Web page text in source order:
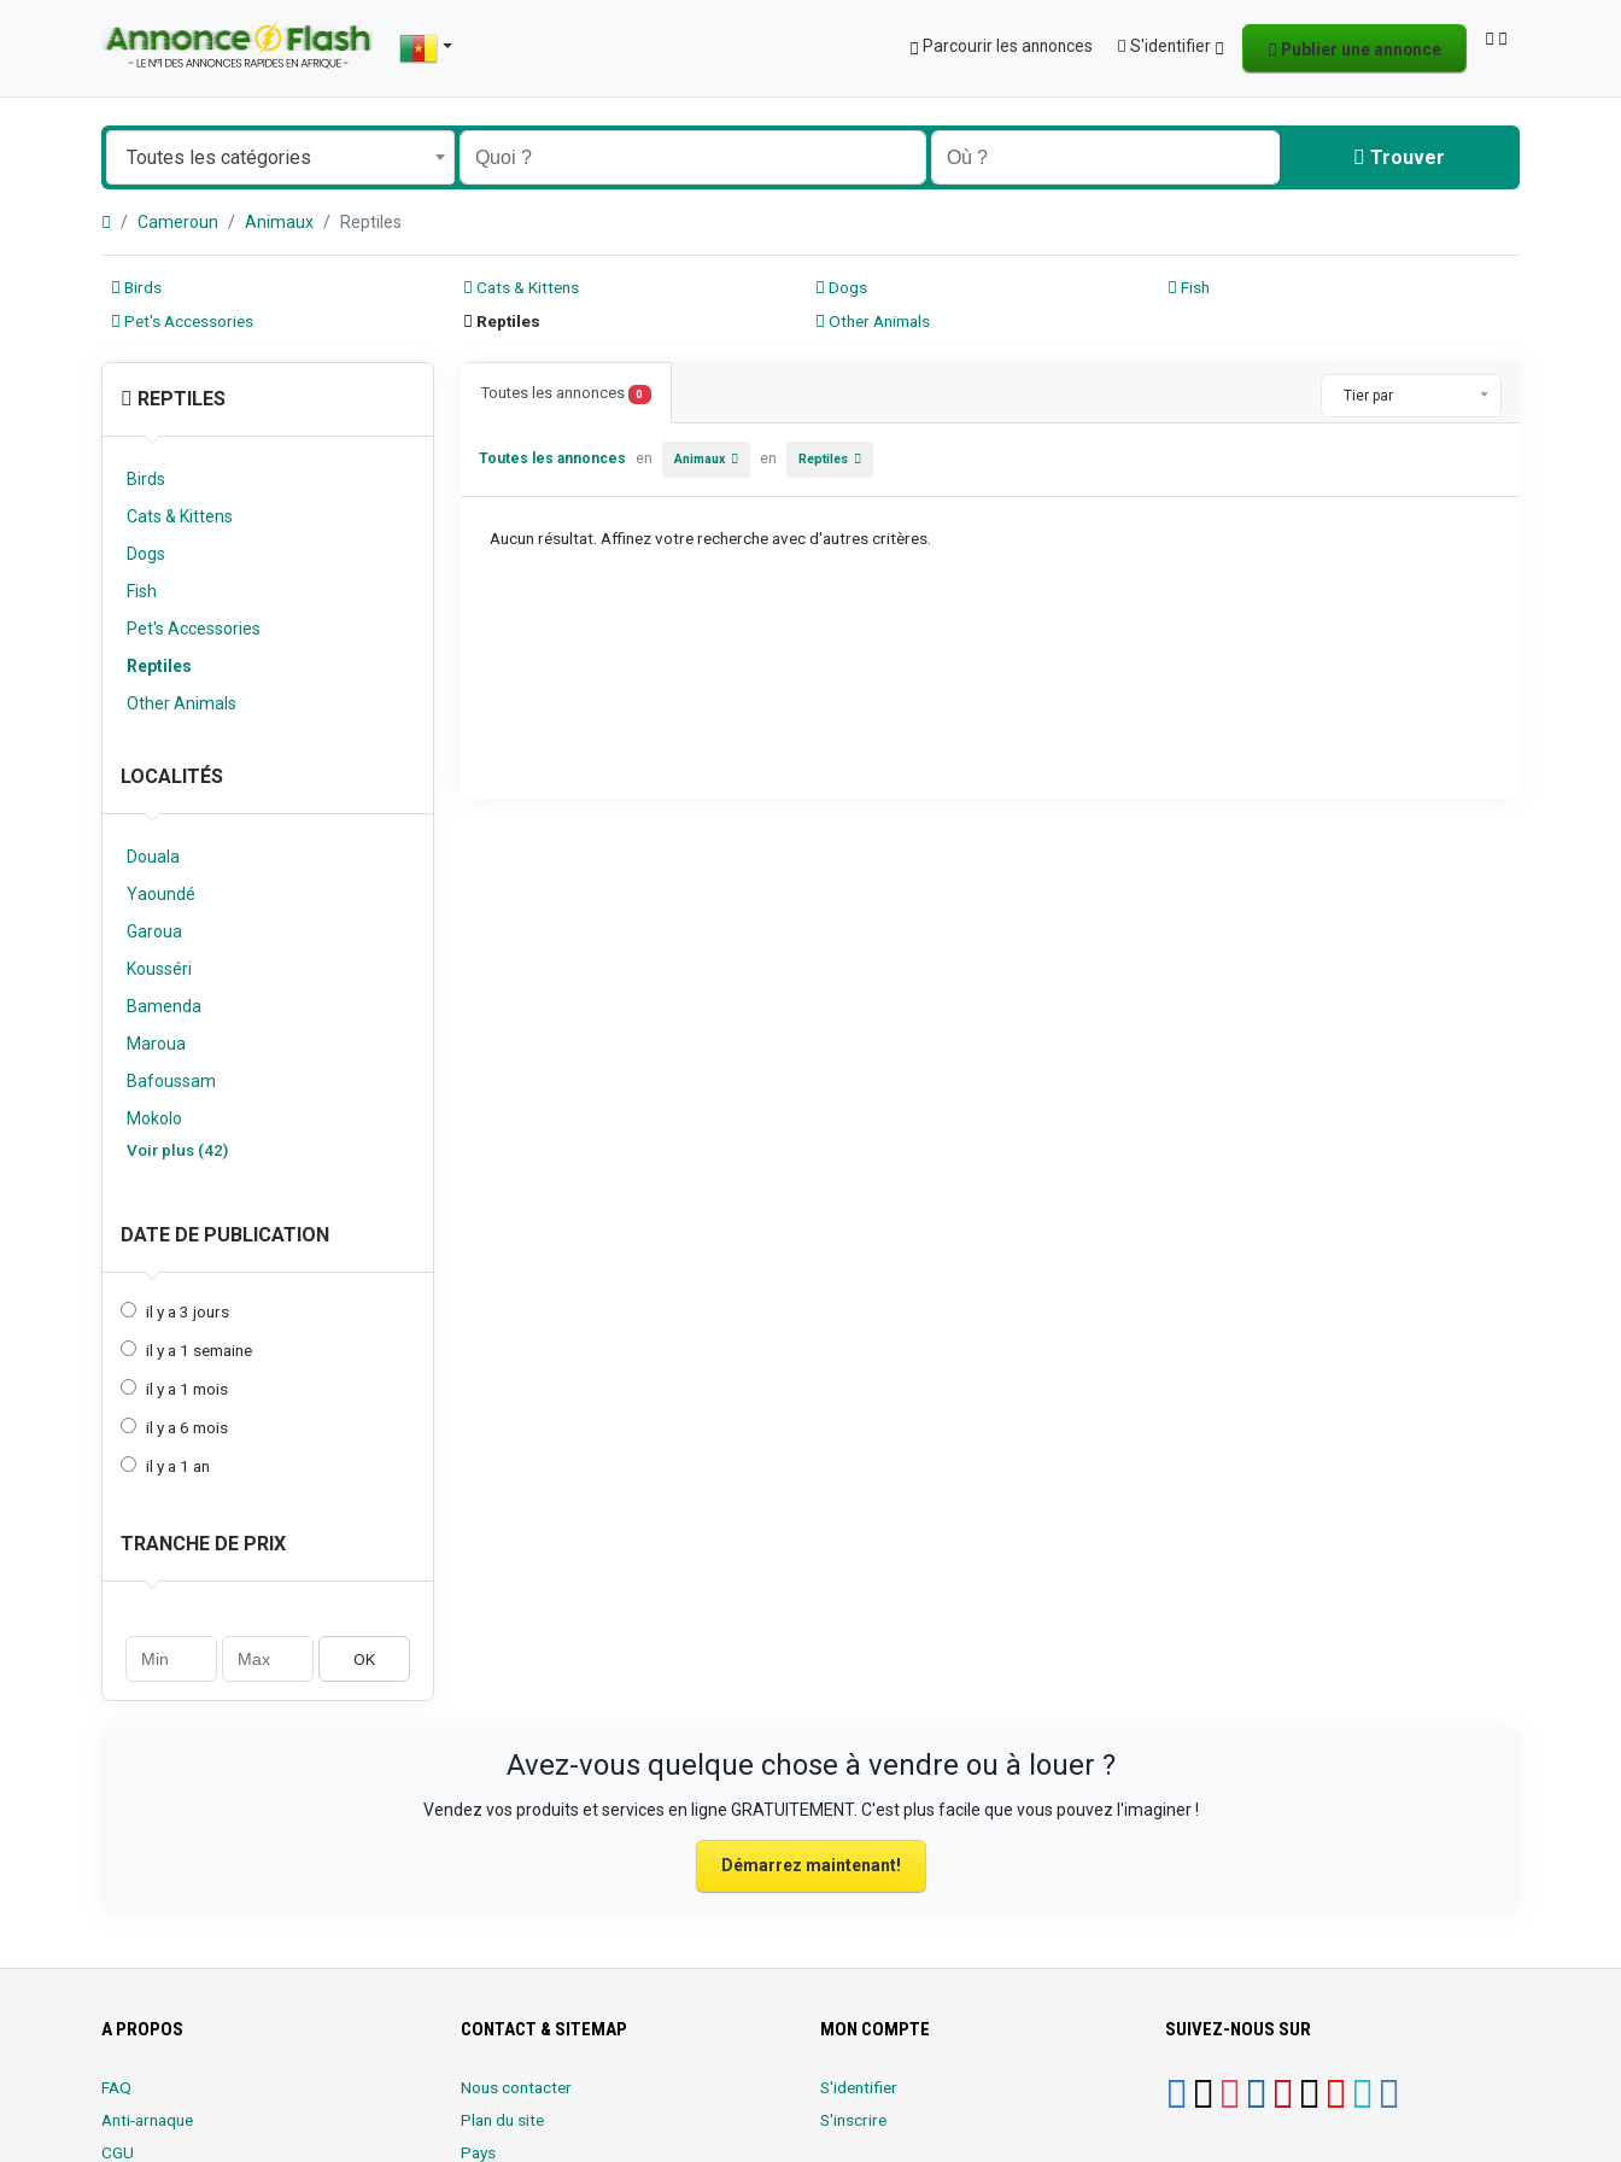
Parcourir les annonces S'identifier Publier une annonce
Toutes les catégories Trouver
Cameroun Animaux Reptiles
Birds Cats & Kittens Dogs
Fish
Pet's Accessories
Reptiles Other Animals
REPTILES
Birds
Cats & Kittens
Dogs
Fish
Pet's Accessories
Reptiles
Other Animals
LOCALITÉS
Douala
Yaoundé
Garoua
Kousséri
Bamenda
Maroua
Bafoussam
Mokolo
Voir plus (42)
DATE DE PUBLICATION
il y a 3 jours
il y a 1 semaine
il y a 1 mois
il y a 6 mois
il y a 1 an
TRANCHE DE PRIX
OK
Toutes les annonces 0 Tier par
Toutes les annonces en Animaux en Reptiles
Aucun résultat. Affinez votre recherche avec d'autres critères.
Avez-vous quelque chose à vendre ou à louer ?
Vendez vos produits et services en ligne GRATUITEMENT. C'est plus facile que vous pouvez l'imaginer !
Démarrez maintenant!
A PROPOS
FAQ
Anti-arnaque
CGU
CONTACT & SITEMAP
Nous contacter
Plan du site
Pays
MON COMPTE
S'identifier
S'inscrire
SUIVEZ-NOUS SUR